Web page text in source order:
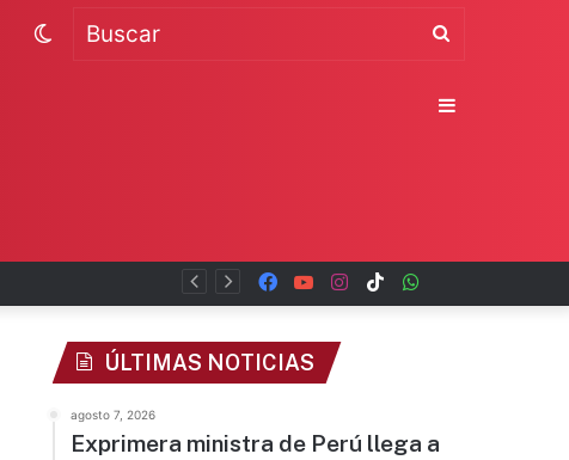
TikTok
Instagram
YouTube
Facebook
Buscar
Switch
Sidebar
ÚLTIMAS NOTICIAS
agosto 7, 2026
Exprimera ministra de Perú llega a